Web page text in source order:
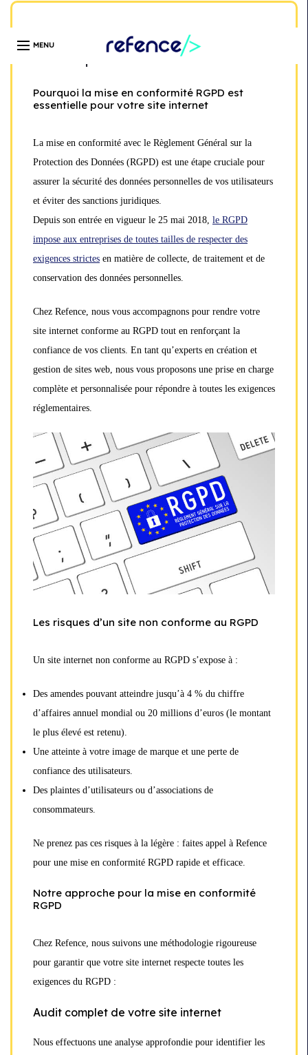
Mise en conformité RGPD d’un site
Pourquoi la mise en conformité RGPD est
essentielle pour votre site internet
La mise en conformité avec le Règlement Général sur la
Protection des Données (RGPD) est une étape cruciale pour
assurer la sécurité des données personnelles de vos utilisateurs
et éviter des sanctions juridiques.
Depuis son entrée en vigueur le 25 mai 2018, le RGPD
impose aux entreprises de toutes tailles de respecter des
exigences strictes en matière de collecte, de traitement et de
conservation des données personnelles.
Chez Refence, nous vous accompagnons pour rendre votre
site internet conforme au RGPD tout en renforçant la
confiance de vos clients. En tant qu’experts en création et
gestion de sites web, nous vous proposons une prise en charge
complète et personnalisée pour répondre à toutes les exigences
réglementaires.
Les risques d’un site non conforme au RGPD
Un site internet non conforme au RGPD s’expose à :
Des amendes pouvant atteindre jusqu’à 4 % du chiffre
d’affaires annuel mondial ou 20 millions d’euros (le montant
le plus élevé est retenu).
Une atteinte à votre image de marque et une perte de
confiance des utilisateurs.
Des plaintes d’utilisateurs ou d’associations de
consommateurs.
Ne prenez pas ces risques à la légère : faites appel à Refence
pour une mise en conformité RGPD rapide et efficace.
Notre approche pour la mise en conformité
RGPD
Chez Refence, nous suivons une méthodologie rigoureuse
pour garantir que votre site internet respecte toutes les
exigences du RGPD :
Audit complet de votre site internet
Nous effectuons une analyse approfondie pour identifier les